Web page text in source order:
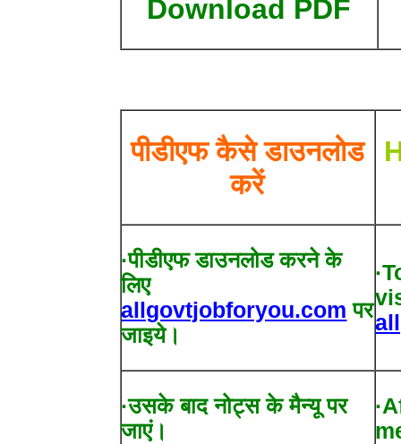
Download PDF
पीडीएफ कैसे डाउनलोड
करें
·पीडीएफ डाउनलोड करने के
लिए
allgovtjobforyou.com पर
जाइये।
·उसके बाद नोट्स के मैन्यू पर
जाएं।